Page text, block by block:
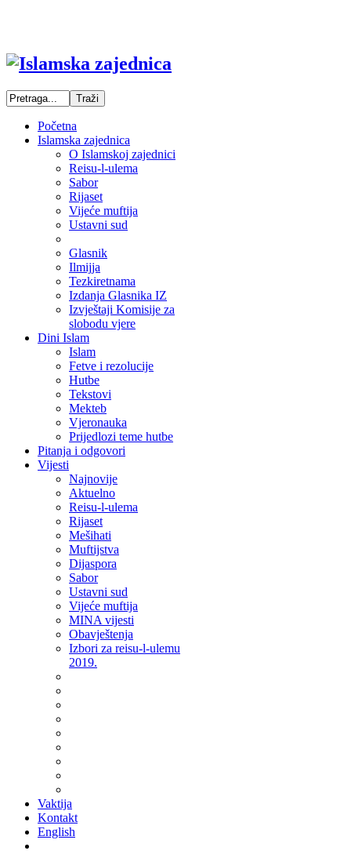
Početna
Islamska zajednica
O Islamskoj zajednici
Reisu-l-ulema
Sabor
Rijaset
Vijeće muftija
Ustavni sud
Glasnik
Ilmijja
Tezkiretnama
Izdanja Glasnika IZ
Izvještaji Komisije za
slobodu vjere
Dini Islam
Islam
Fetve i rezolucije
Hutbe
Tekstovi
Mekteb
Vjeronauka
Prijedlozi teme hutbe
Pitanja i odgovori
Vijesti
Najnovije
Aktuelno
Reisu-l-ulema
Rijaset
Mešihati
Muftijstva
Dijaspora
Sabor
Ustavni sud
Vijeće muftija
MINA vijesti
Obavještenja
Izbori za reisu-l-ulemu
2019.
Vaktija
Kontakt
English